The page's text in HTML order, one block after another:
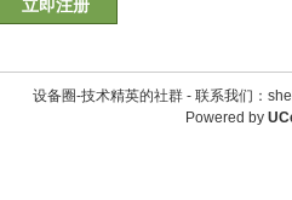
立即注册
设备圈-技术精英的社群 - 联系我们：
Powered by